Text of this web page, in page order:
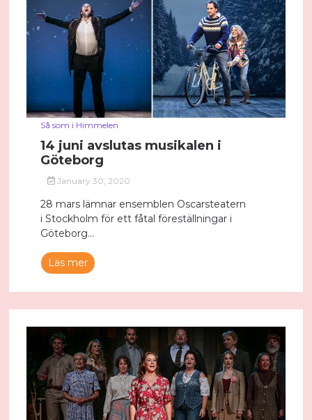
Så som i Himmelen
14 juni avslutas musikalen i
Göteborg
January 30, 2020
28 mars lämnar ensemblen Oscarsteatern
i Stockholm för ett fåtal föreställningar i
Göteborg...
Läs mer